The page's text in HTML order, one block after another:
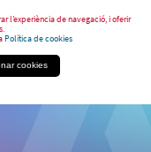
l’experiència de navegació, i oferir
Política de cookies
cookies